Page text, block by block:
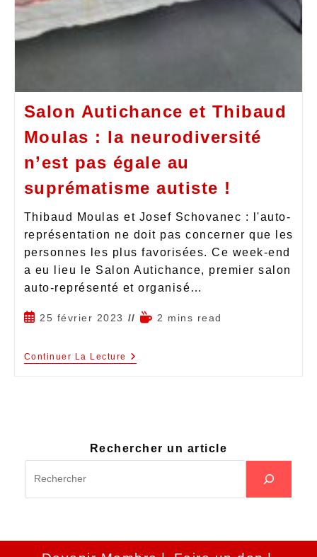
Salon Autichance et Thibaud
Moulas : la neurodiversité
n’est pas égale au
suprématisme autiste !
Thibaud Moulas et Josef Schovanec : l'auto-
représentation ne doit pas concerner que les
personnes les plus favorisées. Ce week-end
a eu lieu le Salon Autichance, premier salon
auto-représenté et organisé…
25 février 2023 2 mins read
Continuer La Lecture
Rechercher un article